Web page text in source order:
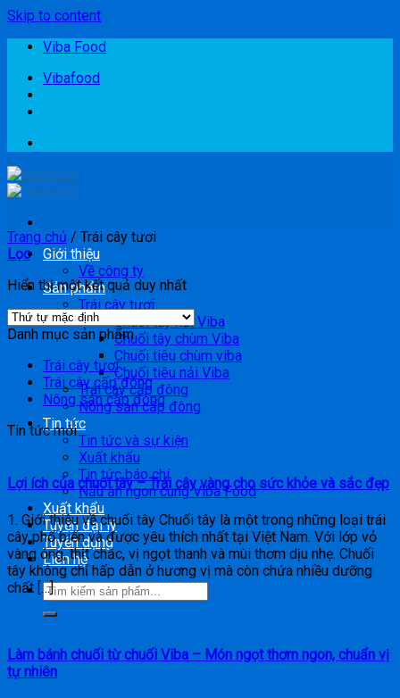
Skip to content
Viba Food
Vibafood
Giới thiệu
Về công ty
Sản phẩm
Trái cây tươi
Chuối tây nải Viba
Chuối tây chùm Viba
Chuối tiêu chùm viba
Chuối tiêu nải Viba
Trái cây cấp đông
Nông sản cấp đông
Tin tức
Tin tức và sự kiện
Xuất khẩu
Tin tức báo chí
Nấu ăn ngon cùng Viba Food
Xuất khẩu
Tuyển đại lý
Tuyển dụng
Liên hệ
Trang chủ / Trái cây tươi
Lọc
Hiển thị một kết quả duy nhất
Danh mục sản phẩm
Trái cây tươi
Trái cây cấp đông
Nông sản cấp đông
Tin tức mới
Lợi ích của chuối tây – Trái cây vàng cho sức khỏe và sắc đẹp
1. Giới thiệu về chuối tây Chuối tây là một trong những loại trái
cây phổ biến và được yêu thích nhất tại Việt Nam. Với lớp vỏ
vàng óng, thịt chắc, vị ngọt thanh và mùi thơm dịu nhẹ. Chuối
tây không chỉ hấp dẫn ở hương vị mà còn chứa nhiều dưỡng
chất […]
Làm bánh chuối từ chuối Viba – Món ngọt thơm ngon, chuẩn vị
tự nhiên